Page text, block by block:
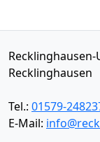
Recklinghausen
Tel.: 01579-
E-Mail: